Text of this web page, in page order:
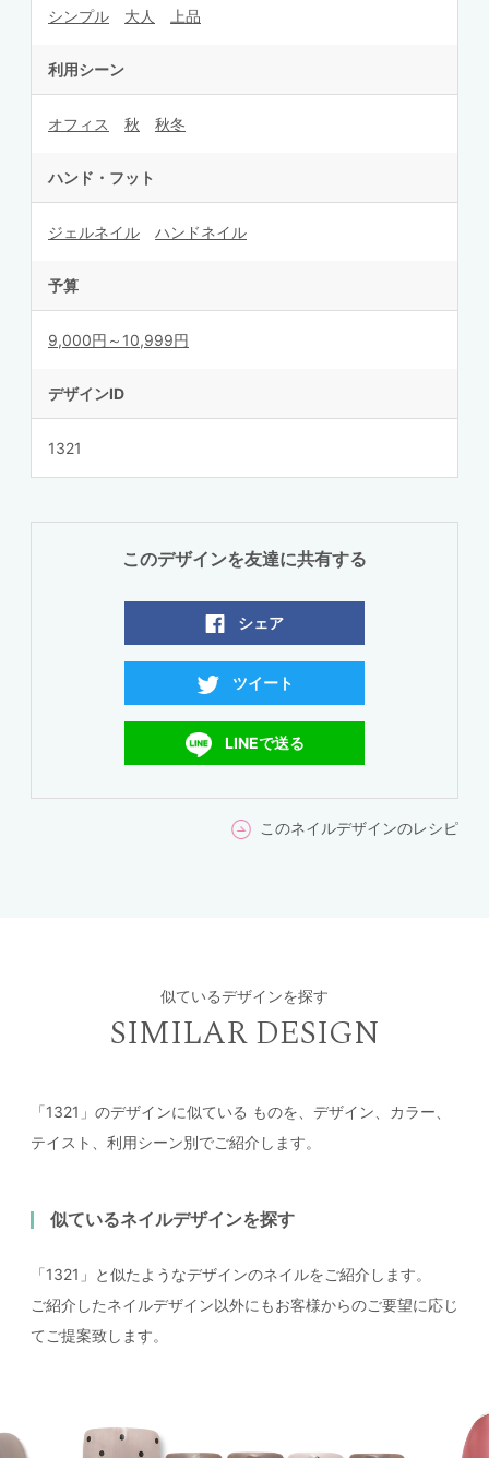
シンプル 大人 上品
利用シーン
オフィス 秋 秋冬
ハンド・フット
ジェルネイル ハンドネイル
予算
9,000円～10,999円
デザインID
1321
このデザインを友達に共有する
シェア
ツイート
LINEで送る
このネイルデザインのレシピ
似ているデザインを探す
SIMILAR DESIGN
「1321」のデザインに似ている ものを、デザイン、カラー、
テイスト、利用シーン別でご紹介します。
似ているネイルデザインを探す
「1321」と似たようなデザインのネイルをご紹介します。
ご紹介したネイルデザイン以外にもお客様からのご要望に応じ
てご提案致します。